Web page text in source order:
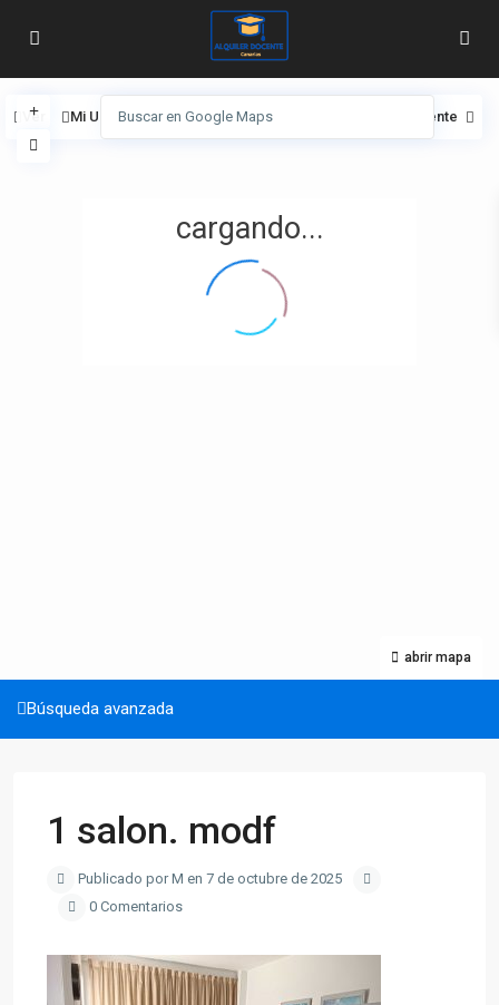
cargando...
abrir mapa
Ver Mi Ubicación Pantalla completa Siguiente
Búsqueda avanzada
1 salon. modf
Publicado por M en 7 de octubre de 2025
0 Comentarios